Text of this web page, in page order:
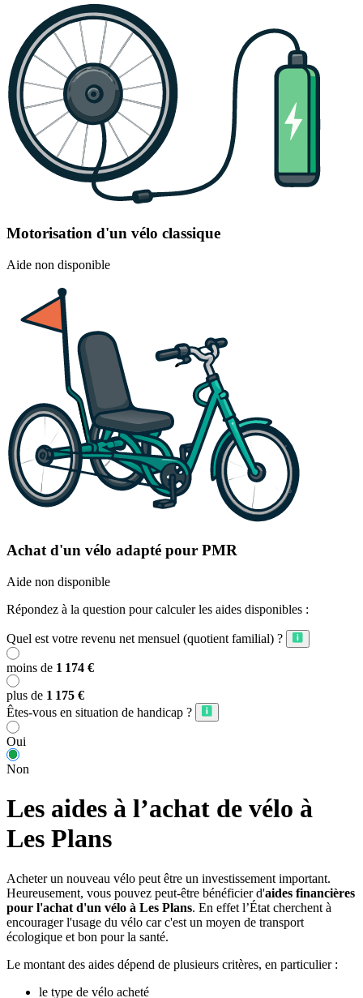
Motorisation d'un vélo classique
Aide non disponible
Achat d'un vélo adapté pour PMR
Aide non disponible
Répondez à la question pour calculer les aides disponibles :
Quel est votre revenu net mensuel (quotient familial) ?
moins de 1 174 €
plus de 1 175 €
Êtes-vous en situation de handicap ?
Oui
Non
Les aides à l’achat de vélo à
Les Plans
Acheter un nouveau vélo peut être un investissement important.
Heureusement, vous pouvez peut-être bénéficier d'aides financières
pour l'achat d'un vélo à Les Plans. En effet l’État cherchent à
encourager l'usage du vélo car c'est un moyen de transport
écologique et bon pour la santé.
Le montant des aides dépend de plusieurs critères, en particulier :
le type de vélo acheté